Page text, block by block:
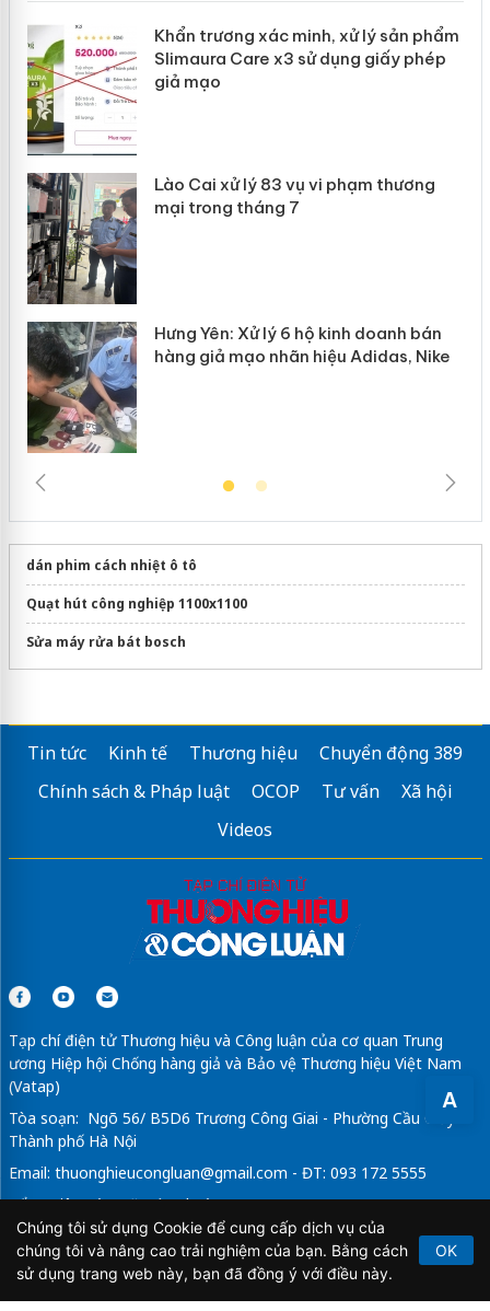
A
Khẩn trương xác minh, xử lý sản phẩm
Slimaura Care x3 sử dụng giấy phép
giả mạo
Lào Cai xử lý 83 vụ vi phạm thương
mại trong tháng 7
Hưng Yên: Xử lý 6 hộ kinh doanh bán
hàng giả mạo nhãn hiệu Adidas, Nike
dán phim cách nhiệt ô tô
Quạt hút công nghiệp 1100x1100
Sửa máy rửa bát bosch
Tin tức Kinh tế Thương hiệu
Chuyển động 389
Chính sách & Pháp luật
OCOP Tư vấn
Xã hội
Videos
Tạp chí điện tử Thương hiệu và Công luận của cơ quan Trung
ương Hiệp hội Chống hàng giả và Bảo vệ Thương hiệu Việt Nam
(Vatap)
Tòa soạn: Ngõ 56/ B5D6 Trương Công Giai - Phường Cầu Giấy -
Thành phố Hà Nội
Email: thuonghieucongluan@gmail.com - ĐT: 093 172 5555
Tổng Biên Tập: Vũ Đức Thuận
Giấy phép hoạt động báo chí điện tử số 64/GP-BTTTT do Bộ
Thông tin và Truyền thông cấp ngày 21/2/2020.
Chúng tôi sử dụng Cookie để cung cấp dịch vụ của
chúng tôi và nâng cao trải nghiệm của bạn. Bằng cách
sử dụng trang web này, bạn đã đồng ý với điều này.
OK